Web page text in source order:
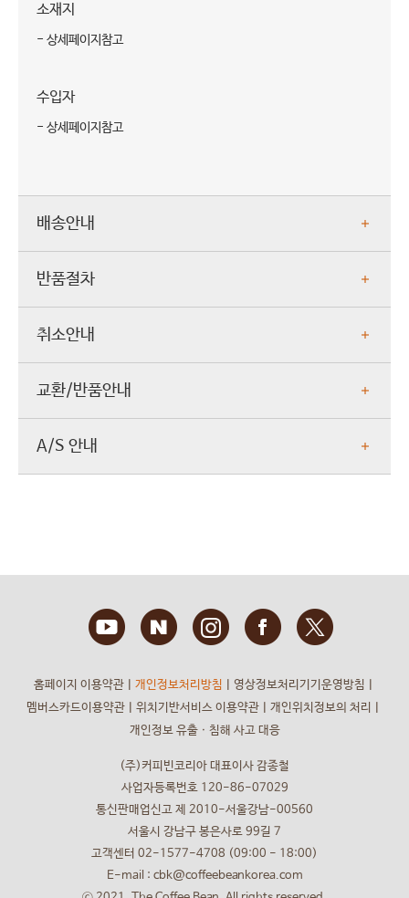
소재지
- 상세페이지참고
수입자
- 상세페이지참고
배송안내
반품절차
취소안내
교환/반품안내
A/S 안내
홈페이지 이용약관ㅣ 개인정보처리방침 영상정보처리기기운영방침
멤버스카드이용약관
위치기반서비스 이용약관 개인위치정보의 처리
개인정보 유출ㆍ침해 사고 대응
(주)커피빈코리아 대표이사 감종철
사업자등록번호 120-86-07029
통신판매업신고 제 2010-서울강남-00560
서울시 강남구 봉은사로 99길 7
고객센터 02-1577-4708 (09:00 - 18:00)
E-mail : cbk@coffeebeankorea.com